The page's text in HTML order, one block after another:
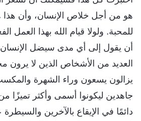
هو من أجل خلاص الإنسان، وأن هذا
للمحبة. ولولا قيام الله بهذا العمل
أن يقول إلى أي مدى سيضل
العديد من الأشخاص الذين لا يرون
يزالون يسعون وراء الشهرة
جاهدين ليكونوا أسمى وأكثر تميزًا
دائمًا في الإيقاع بالآخرين